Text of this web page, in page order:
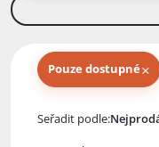
Pouze dostupné×
Seřadit podle: